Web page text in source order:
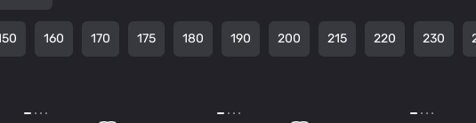
160 170 175 180 190 200 215 220 230